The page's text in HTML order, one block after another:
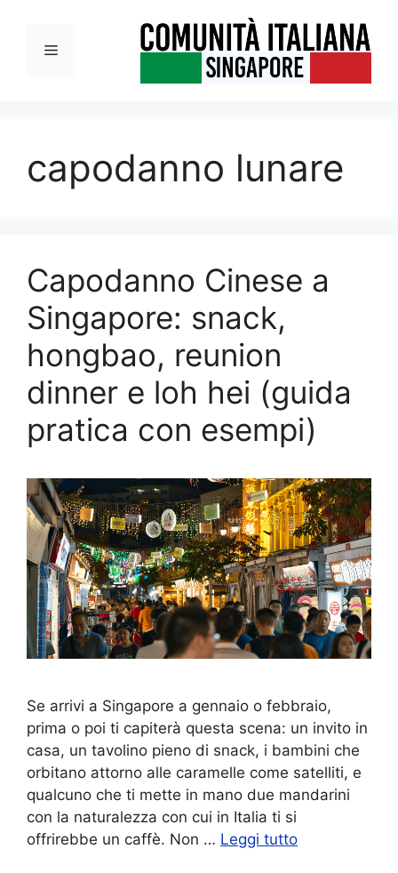
contenutoMenu
capodanno lunare
Capodanno Cinese a
Singapore: snack,
hongbao, reunion
dinner e loh hei (guida
pratica con esempi)
Se arrivi a Singapore a gennaio o febbraio,
prima o poi ti capiterà questa scena: un invito in
casa, un tavolino pieno di snack, i bambini che
orbitano attorno alle caramelle come satelliti, e
qualcuno che ti mette in mano due mandarini
con la naturalezza con cui in Italia ti si
offrirebbe un caffè. Non … Leggi tutto